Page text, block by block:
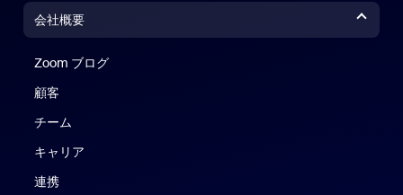
会社概要
Zoom ブログ
顧客
チーム
キャリア
連携